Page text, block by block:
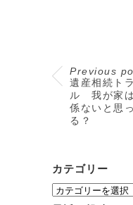
Previous
遺産相続ト
ル 我が家
係ないと思
る？
カテゴリー
カ
テ